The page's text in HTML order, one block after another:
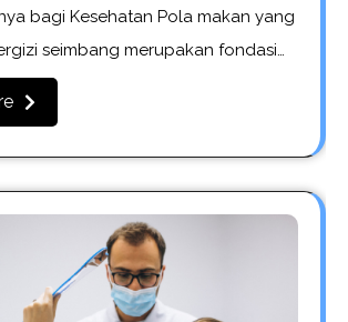
bagi Kesehatan Pola makan yang
seimbang merupakan fondasi…